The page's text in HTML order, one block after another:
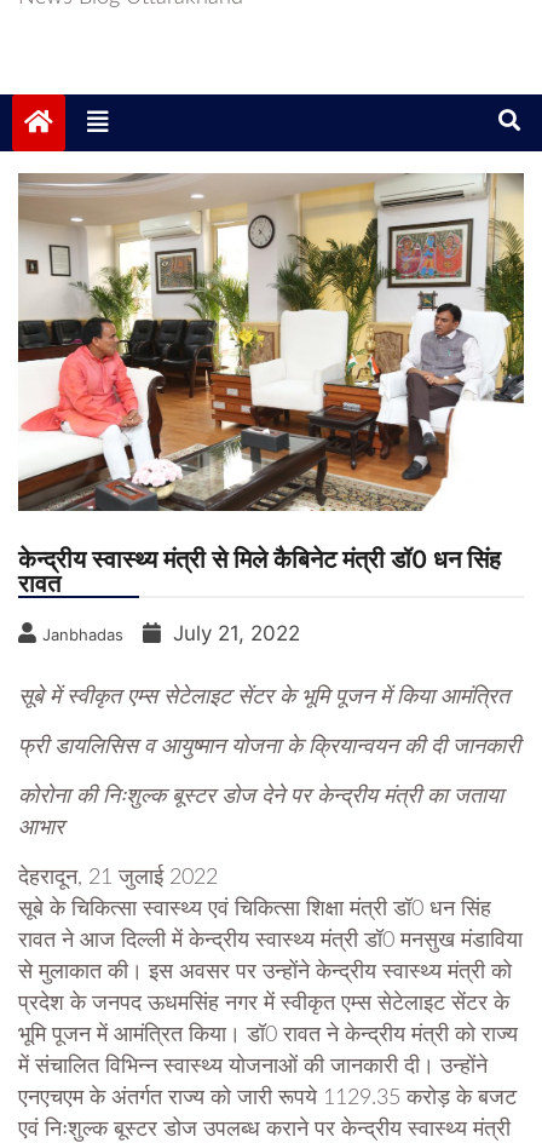
केन्द्रीय स्वास्थ्य मंत्री से मिले कैबिनेट मंत्री डॉ0 धन सिंह
रावत
Janbhadas July 21, 2022
सूबे में स्वीकृत एम्स सेटेलाइट सेंटर के भूमि पूजन में किया आमंत्रित
फ्री डायलिसिस व आयुष्मान योजना के क्रियान्वयन की दी जानकारी
कोरोना की निःशुल्क बूस्टर डोज देने पर केन्द्रीय मंत्री का जताया
आभार
देहरादून, 21 जुलाई 2022
सूबे के चिकित्सा स्वास्थ्य एवं चिकित्सा शिक्षा मंत्री डॉ0 धन सिंह
रावत ने आज दिल्ली में केन्द्रीय स्वास्थ्य मंत्री डॉ0 मनसुख मंडाविया
से मुलाकात की। इस अवसर पर उन्होंने केन्द्रीय स्वास्थ्य मंत्री को
प्रदेश के जनपद ऊधमसिंह नगर में स्वीकृत एम्स सेटेलाइट सेंटर के
भूमि पूजन में आमंत्रित किया। डॉ0 रावत ने केन्द्रीय मंत्री को राज्य
में संचालित विभिन्न स्वास्थ्य योजनाओं की जानकारी दी। उन्होंने
एनएचएम के अंतर्गत राज्य को जारी रूपये 1129.35 करोड़ के बजट
एवं निःशुल्क बूस्टर डोज उपलब्ध कराने पर केन्द्रीय स्वास्थ्य मंत्री